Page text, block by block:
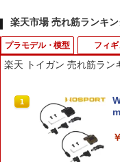
楽天市場 売れ筋ランキ
プラモデル・模型
1
フィ
1
楽天 トイガン 売れ筋ラン
1